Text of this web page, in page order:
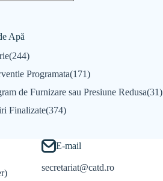
Apă
(244)
Programata(171)
Finalizate(374)
de Furnizare sau Presiune Redusa(31)
E-mail
secretariat@catd.ro